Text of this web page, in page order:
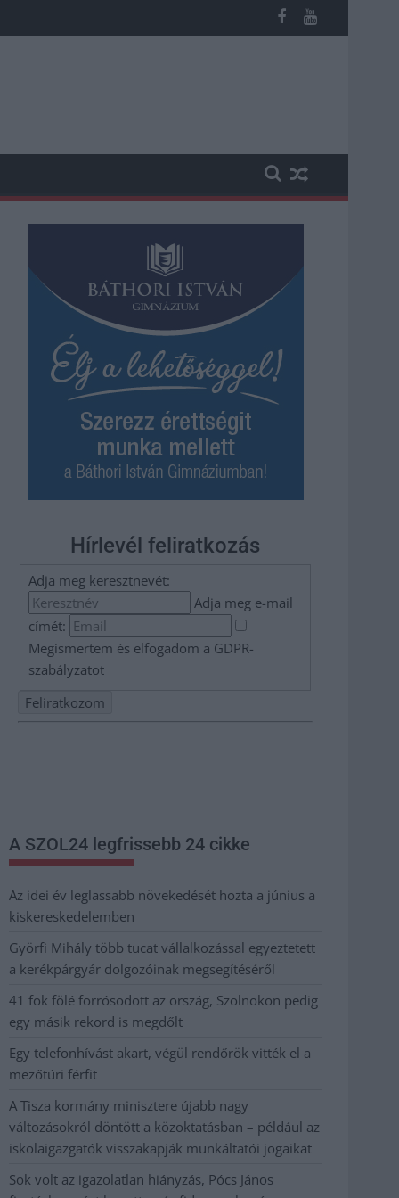
dolgozóinak megsegítéséről
Hírlevél feliratkozás
Adja meg keresztnevét:
Adja meg e-mail
címét:
Megismertem és elfogadom a GDPR-
szabályzatot
A SZOL24 legfrissebb 24 cikke
Az idei év leglassabb növekedését hozta a június a
kiskereskedelemben
Györfi Mihály több tucat vállalkozással egyeztetett
a kerékpárgyár dolgozóinak megsegítéséről
41 fok fölé forrósodott az ország, Szolnokon pedig
egy másik rekord is megdőlt
Egy telefonhívást akart, végül rendőrök vitték el a
mezőtúri férfit
A Tisza kormány minisztere újabb nagy
változásokról döntött a közoktatásban – például az
iskolaigazgatók visszakapják munkáltatói jogaikat
Sok volt az igazolatlan hiányzás, Pócs János